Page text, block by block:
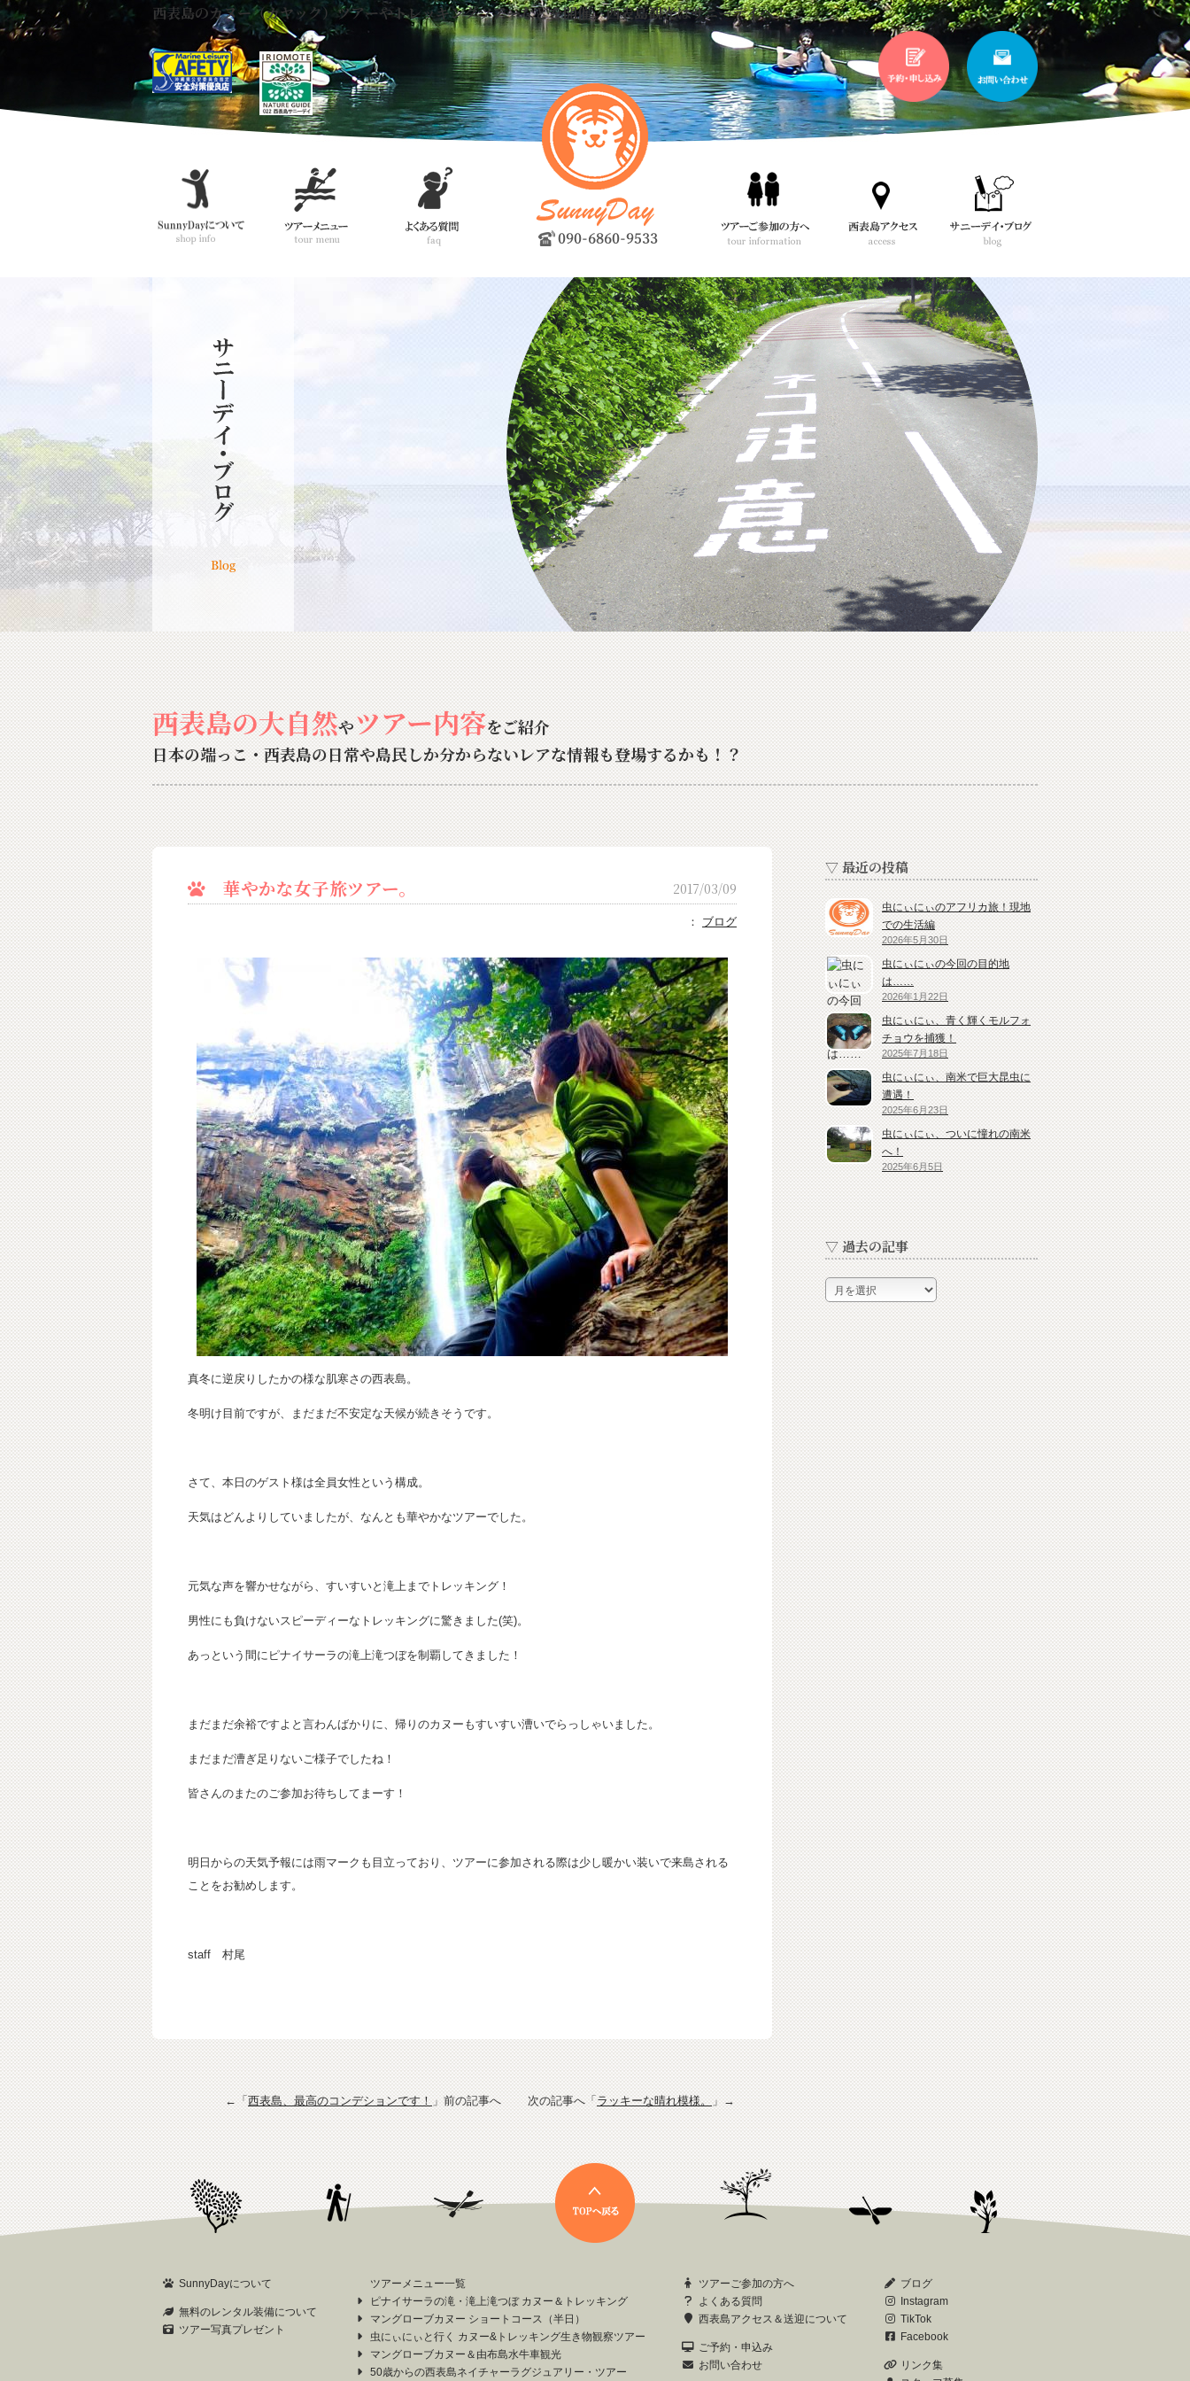
西表島のカヌー（カヤック）ツアーやトレッキングツアーなどを開催。西表島観光はサニーデイへ！
西表島の大自然やツアー内容をご紹介
日本の端っこ・西表島の日常や島民しか分からないレアな情報も登場するかも！？
華やかな女子旅ツアー。 2017/03/09
： ブログ
真冬に逆戻りしたかの様な肌寒さの西表島。
冬明け目前ですが、まだまだ不安定な天候が続きそうです。
さて、本日のゲスト様は全員女性という構成。
天気はどんよりしていましたが、なんとも華やかなツアーでした。
元気な声を響かせながら、すいすいと滝上までトレッキング！
男性にも負けないスピーディーなトレッキングに驚きました(笑)。
あっという間にピナイサーラの滝上滝つぼを制覇してきました！
まだまだ余裕ですよと言わんばかりに、帰りのカヌーもすいすい漕いでらっしゃいました。
まだまだ漕ぎ足りないご様子でしたね！
皆さんのまたのご参加お待ちしてまーす！
明日からの天気予報には雨マークも目立っており、ツアーに参加される際は少し暖かい装いで来島される
ことをお勧めします。
staff 村尾
←「西表島、最高のコンデションです！」前の記事へ 次の記事へ「ラッキーな晴れ模様。」→
▽ 最近の投稿
虫にぃにぃのアフリカ旅！現地
での生活編
2026年5月30日
虫にぃにぃの今回の目的地
は……
2026年1月22日
虫にぃにぃ、青く輝くモルフォ
チョウを捕獲！
2025年7月18日
虫にぃにぃ、南米で巨大昆虫に
遭遇！
2025年6月23日
虫にぃにぃ、ついに憧れの南米
へ！
2025年6月5日
▽ 過去の記事
▽
過
去
の
記
事
SunnyDayについて
無料のレンタル装備について
ツアー写真プレゼント
ツアーメニュー一覧
ピナイサーラの滝・滝上滝つぼ カヌー＆トレッキング
マングローブカヌー ショートコース（半日）
虫にぃにぃと行く カヌー&トレッキング生き物観察ツアー
マングローブカヌー＆由布島水牛車観光
50歳からの西表島ネイチャーラグジュアリー・ツアー
ツアーご参加の方へ
よくある質問
西表島アクセス＆送迎について
ご予約・申込み
お問い合わせ
ブログ
Instagram
TikTok
Facebook
リンク集